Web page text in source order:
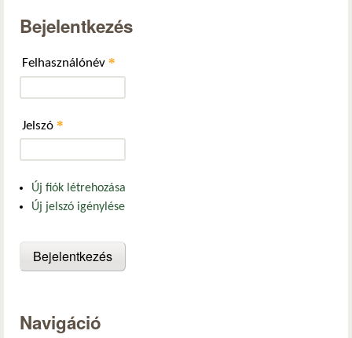
Bejelentkezés
Felhasználónév *
Jelszó *
Új fiók létrehozása
Új jelszó igénylése
Navigáció